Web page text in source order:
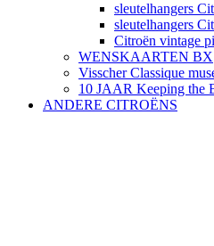
sleutelhangers
sleutelhangers
Citroën vintage
WENSKAARTEN BX
Visscher Classique
10 JAAR Keeping the
ANDERE CITROËNS